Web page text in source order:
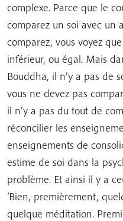
complexe. Parce que le
comparez un soi avec un
comparez, vous voyez
inférieur, ou égal. Mais
Bouddha, il n’y a pas de
vous ne devez pas
il n’y a pas du tout de
réconcilier les
enseignements de
estime de soi dans la
problème. Et ainsi il y a
‘Bien, premièrement,
quelque méditation.